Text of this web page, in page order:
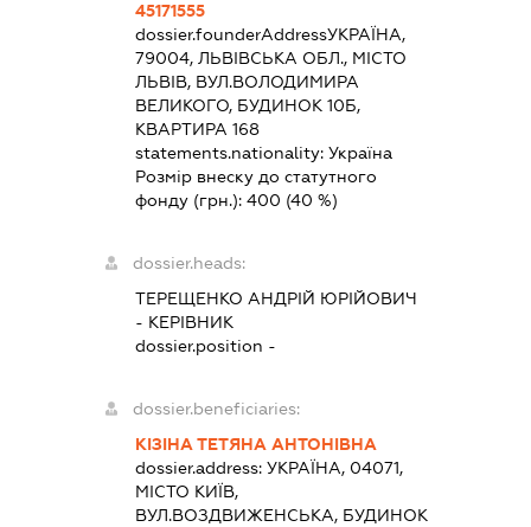
45171555
dossier.founderAddressУКРАЇНА,
79004, ЛЬВІВСЬКА ОБЛ., МІСТО
ЛЬВІВ, ВУЛ.ВОЛОДИМИРА
ВЕЛИКОГО, БУДИНОК 10Б,
КВАРТИРА 168
statements.nationality:Україна
Розмір внеску до статутного
фонду (грн.):400 (40 %)
dossier.heads:
ТЕРЕЩЕНКО АНДРІЙ ЮРІЙОВИЧ
- КЕРІВНИК
dossier.position -
dossier.beneficiaries:
КІЗІНА ТЕТЯНА АНТОНІВНА
dossier.address:УКРАЇНА, 04071,
МІСТО КИЇВ,
ВУЛ.ВОЗДВИЖЕНСЬКА, БУДИНОК